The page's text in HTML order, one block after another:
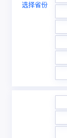
选择省份